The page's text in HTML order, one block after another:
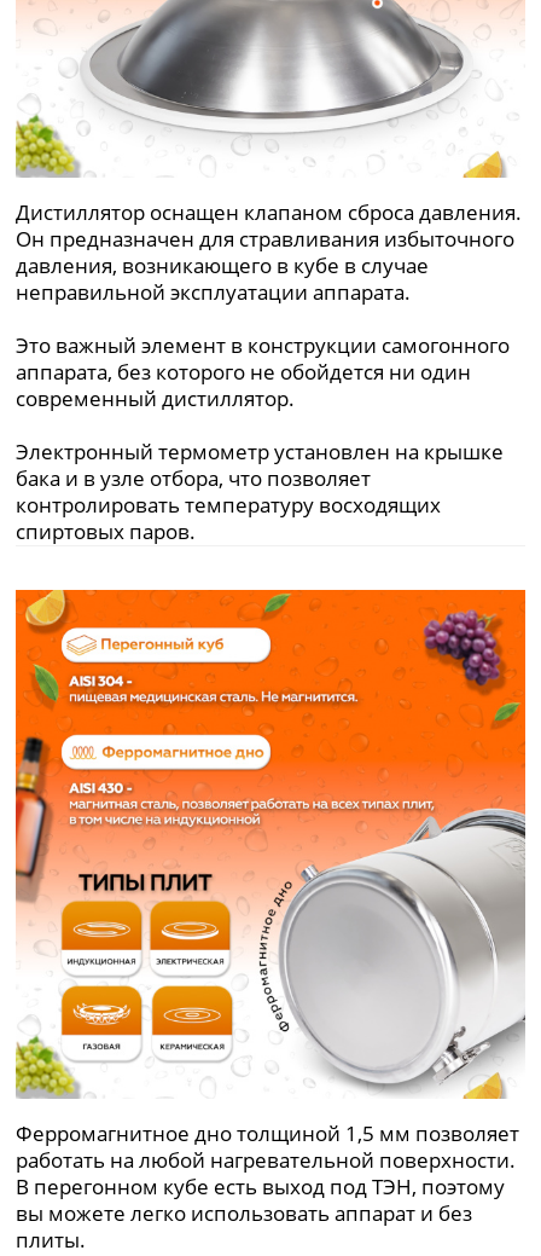
Дистиллятор оснащен клапаном сброса давления.
Он предназначен для стравливания избыточного
давления, возникающего в кубе в случае
неправильной эксплуатации аппарата.
Это важный элемент в конструкции самогонного
аппарата, без которого не обойдется ни один
современный дистиллятор.
Электронный термометр установлен на крышке
бака и в узле отбора, что позволяет
контролировать температуру восходящих
спиртовых паров.
Ферромагнитное дно толщиной 1,5 мм позволяет
работать на любой нагревательной поверхности.
В перегонном кубе есть выход под ТЭН, поэтому
вы можете легко использовать аппарат и без
плиты.